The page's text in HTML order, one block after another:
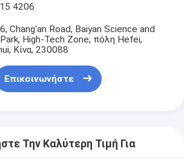
4206
Chang'an Road, Baiyan Science and
High-Tech Zone, πόλη Hefei,
Κίνα, 230088
Επικοινωνήστε
Την Καλύτερη Τιμή Για